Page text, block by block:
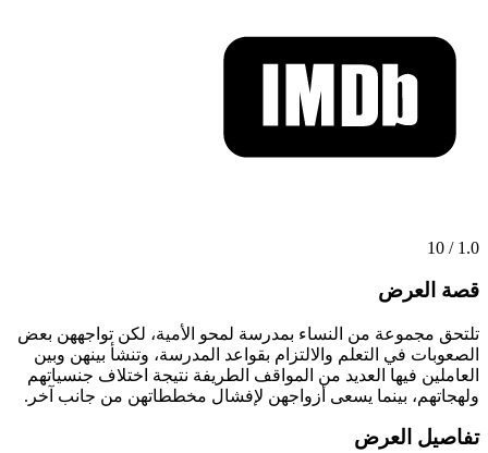
1.0 / 10
قصة العرض
تلتحق مجموعة من النساء بمدرسة لمحو الأمية، لكن تواجههن بعض
الصعوبات في التعلم والالتزام بقواعد المدرسة، وتنشأ بينهن وبين
العاملين فيها العديد من المواقف الطريفة نتيجة اختلاف جنسياتهم
ولهجاتهم، بينما يسعى أزواجهن لإفشال مخططاتهن من جانب آخر.
تفاصيل العرض